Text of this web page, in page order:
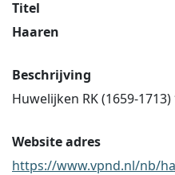
Titel
Haaren
Beschrijving
Huwelijken RK (1659-
Website adres
https://www.vpnd.nl/nb/